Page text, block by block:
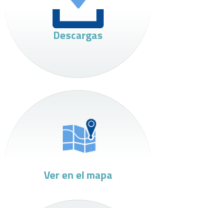
Descargas
Ver en el mapa